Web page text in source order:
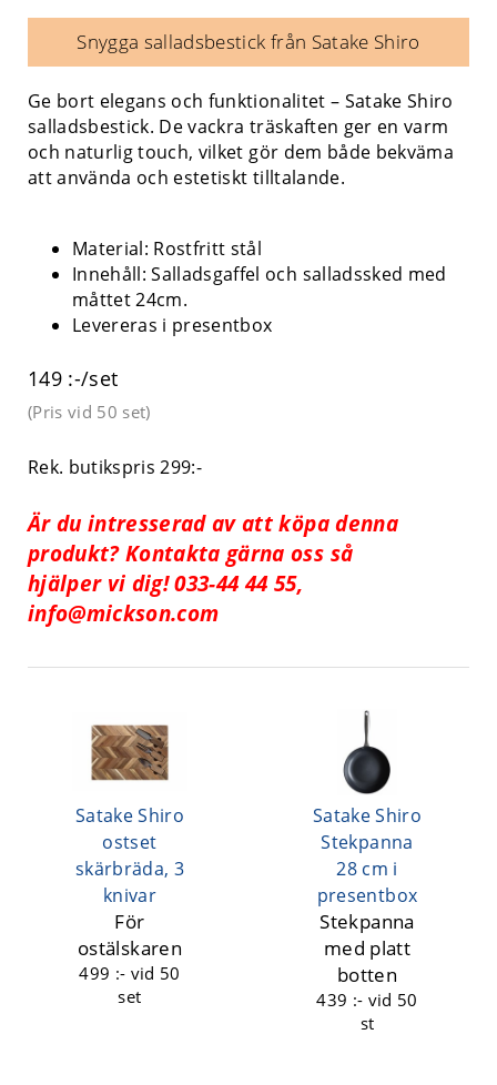
Snygga salladsbestick från Satake Shiro
Ge bort elegans och funktionalitet – Satake Shiro
salladsbestick. De vackra träskaften ger en varm
och naturlig touch, vilket gör dem både bekväma
att använda och estetiskt tilltalande.
Material: Rostfritt stål
Innehåll: Salladsgaffel och salladssked med
måttet 24cm.
Levereras i presentbox
149 :-/set
(Pris vid 50 set)
Rek. butikspris 299:-
Är du intresserad av att köpa denna
produkt? Kontakta gärna oss så
hjälper vi dig! 033-44 44 55,
info@mickson.com
Satake Shiro
ostset
skärbräda, 3
knivar
För
ostälskaren
499 :- vid 50
set
Satake Shiro
Stekpanna
28 cm i
presentbox
Stekpanna
med platt
botten
439 :- vid 50
st